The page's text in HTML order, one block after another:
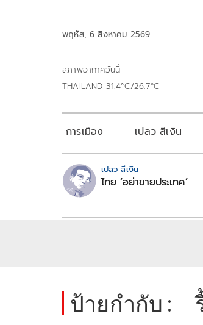
พฤหัส, 6 สิงหาคม 2569
สภาพอากาศวันนี้
THAILAND 31.4°C/26.7°C
การเมือง เปลว สีเงิน
เปลว สีเงิน
ไทย ‘อย่าขายประเทศ’
ป้ายกำกับ :